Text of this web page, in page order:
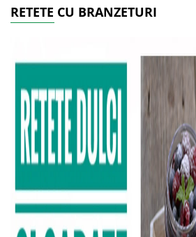
RETETE CU BRANZETURI